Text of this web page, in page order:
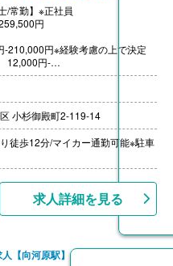
/常勤】※正社員
円
210,000円※経験考慮の上で決定
12,000円-
円-21,000円
管理栄養士は40,000円
ヶ月分）※前年度実績
限20,000円/月）
り1,000円-）※前年度実績
小杉御殿町2-119-14
徒歩12分/マイカー通勤可能※駐車
求人詳細を見る
【向河原駅】